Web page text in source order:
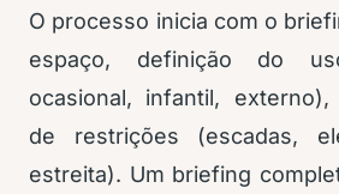
O processo inicia com o
espaço, definição do
ocasional, infantil,
de restrições (escadas,
estreita). Um briefing